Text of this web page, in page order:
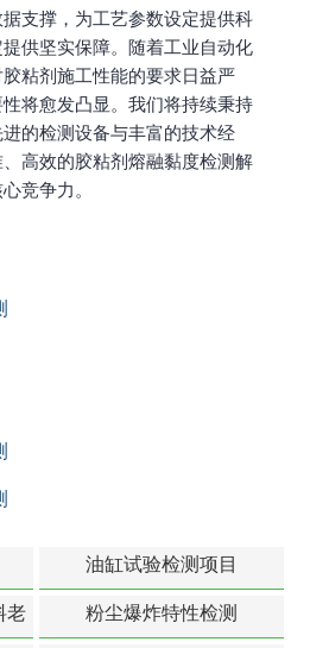
支撑，为工艺参数设定提供科
供坚实保障。随着工业自动化
粘剂施工性能的要求日益严
将愈发凸显。我们将持续秉持
的检测设备与丰富的技术经
高效的胶粘剂熔融黏度检测解
竞争力。
油缸试验检测项目
老
粉尘爆炸特性检测